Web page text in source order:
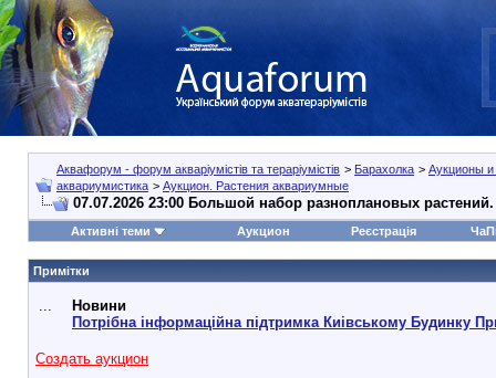
Аквафорум - форум акваріумістів та тераріумістів > Барахолка > Аукционы
аквариумистика > Аукцион. Растения аквариумные
07.07.2026 23:00 Большой набор разноплановых
Активні теми Аукцион Реєстрація
Примітки
...
Новини
Потрібна інформаційна підтримка Киівському Будинку
Создать аукцион